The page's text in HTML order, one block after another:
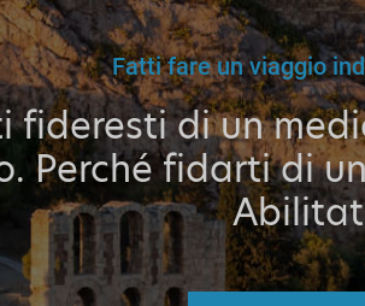
Fatti fare un viaggio
fideresti di un
Perché fidarti di